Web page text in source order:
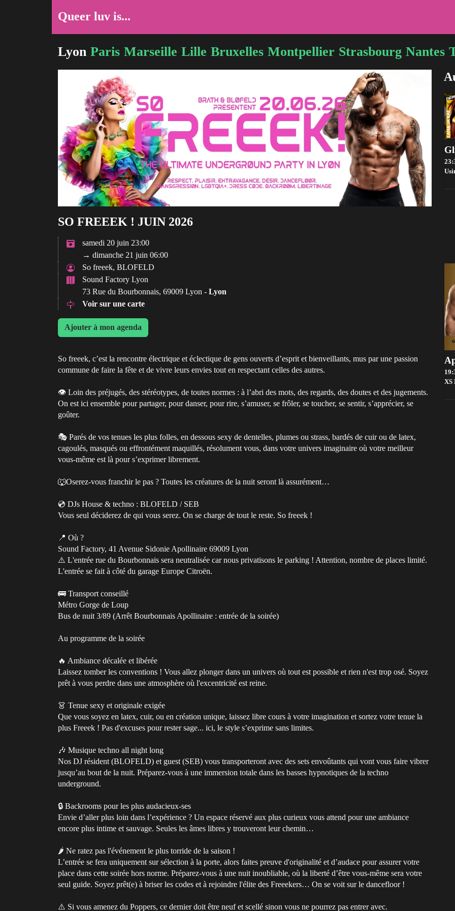
Queer luv is...
Lyon Paris Marseille Lille Bruxelles Montpellier Strasbourg Nantes
SO FREEEK ! JUIN 2026
samedi 20 juin 23:00
→ dimanche 21 juin 06:00
So freeek, BLOFELD
Sound Factory Lyon
73 Rue du Bourbonnais, 69009 Lyon - Lyon
Voir sur une carte
Ajouter à mon agenda
So freeek, c’est la rencontre électrique et éclectique de gens ouverts d’esprit et bienveillants, mus par une passion
commune de faire la fête et de vivre leurs envies tout en respectant celles des autres.
👁️ Loin des préjugés, des stéréotypes, de toutes normes : à l’abri des mots, des regards, des doutes et des jugements.
On est ici ensemble pour partager, pour danser, pour rire, s’amuser, se frôler, se toucher, se sentir, s’apprécier, se
goûter.
🎭 Parés de vos tenues les plus folles, en dessous sexy de dentelles, plumes ou strass, bardés de cuir ou de latex,
cagoulés, masqués ou effrontément maquillés, résolument vous, dans votre univers imaginaire où votre meilleur
vous-même est là pour s’exprimer librement.
🐺Oserez-vous franchir le pas ? Toutes les créatures de la nuit seront là assurément…
💿 DJs House & techno : BLOFELD / SEB
Vous seul déciderez de qui vous serez. On se charge de tout le reste. So freeek !
📍 Où ?
Sound Factory, 41 Avenue Sidonie Apollinaire 69009 Lyon
⚠️ L'entrée rue du Bourbonnais sera neutralisée car nous privatisons le parking ! Attention, nombre de places limité.
L'entrée se fait à côté du garage Europe Citroën.
🚌 Transport conseillé
Métro Gorge de Loup
Bus de nuit 3/89 (Arrêt Bourbonnais Apollinaire : entrée de la soirée)
Au programme de la soirée
🔥 Ambiance décalée et libérée
Laissez tomber les conventions ! Vous allez plonger dans un univers où tout est possible et rien n'est trop osé. Soyez
prêt à vous perdre dans une atmosphère où l'excentricité est reine.
👗 Tenue sexy et originale exigée
Que vous soyez en latex, cuir, ou en création unique, laissez libre cours à votre imagination et sortez votre tenue la
plus Freeek ! Pas d'excuses pour rester sage... ici, le style s’exprime sans limites.
🎶 Musique techno all night long
Nos DJ résident (BLOFELD) et guest (SEB) vous transporteront avec des sets envoûtants qui vont vous faire vibrer
jusqu’au bout de la nuit. Préparez-vous à une immersion totale dans les basses hypnotiques de la techno
underground.
🔒 Backrooms pour les plus audacieux-ses
Envie d’aller plus loin dans l’expérience ? Un espace réservé aux plus curieux vous attend pour une ambiance
encore plus intime et sauvage. Seules les âmes libres y trouveront leur chemin…
🌶️ Ne ratez pas l'événement le plus torride de la saison !
L’entrée se fera uniquement sur sélection à la porte, alors faites preuve d'originalité et d’audace pour assurer votre
place dans cette soirée hors norme. Préparez-vous à une nuit inoubliable, où la liberté d’être vous-même sera votre
seul guide. Soyez prêt(e) à briser les codes et à rejoindre l'élite des Freeekers… On se voit sur le dancefloor !
⚠️ Si vous amenez du Poppers, ce dernier doit être neuf et scellé sinon vous ne pourrez pas entrer avec.
XS